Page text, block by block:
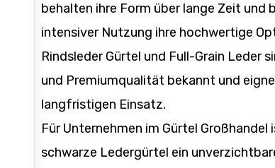
behalten ihre Form über lange Zeit und
intensiver Nutzung ihre hochwertige
Rindsleder Gürtel und Full-Grain Leder
und Premiumqualität bekannt und
langfristigen Einsatz.
Für Unternehmen im Gürtel Großhandel
schwarze Ledergürtel ein